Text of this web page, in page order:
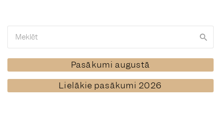
Pasākumi augustā
Lielākie pasākumi 2026